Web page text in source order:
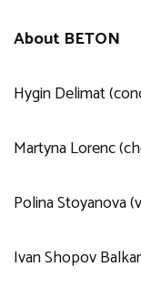
About BETON
Hygin Delimat
Martyna Lorenc
Polina Stoyanova
Ivan Shopov